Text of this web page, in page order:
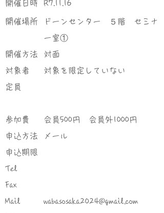
​開催日時
​開催場所
​開催方法
対象者
定員
参加費
申込方法
申込期限
Tel
Fax
Mail
R7.11.16
ドーンセンター ５階 セミナ
ー室①
対面
対象を限定していない
会員500円 会員外1000円
メール
wabasosaka2024@gmail.com